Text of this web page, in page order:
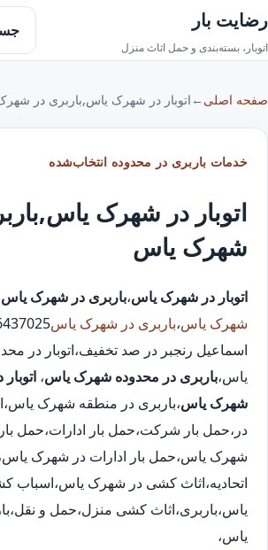
رضایت بار
اتوبار، بسته‌بندی و حمل اثاث منزل
صفحه اصلی ← اتوبار در شهرک یاس,باربری در
خدمات باربری در محدوده انتخاب‌شده
اتوبار در شهرک
شهرک یاس
اتوبار در شهرک یاس،باربری در شهرک یاس
شهرک یاس،باربری در شهرک یاس
اسماعیل رنجبر در صد تخفیف،اتوبار در
یاس،باربری در محدوده شهرک یاس،
شهرک یاس،باربری در منطقه شهرک
در،حمل بار شرکت،حمل بار ادارات،حمل
شهرک یاس،حمل بار ادارات در شهرک
اتحادیه،اثاث کشی در شهرک
یاس،باربری،اثاث کشی منزل،حمل و
یاس،